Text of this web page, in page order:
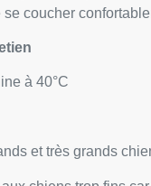
coucher
à 40°C
et très grands